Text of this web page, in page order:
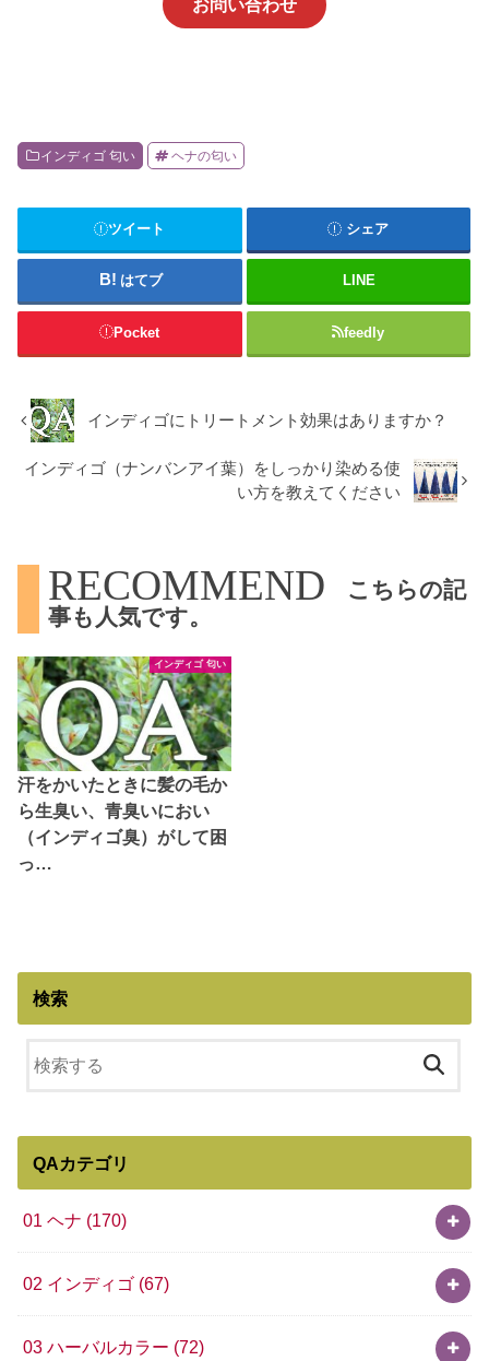
お問い合わせ
インディゴ 匂い ヘナの匂い
ツイート シェア
はてブ LINE
Pocket feedly
インディゴにトリートメント効果はありますか？
インディゴ（ナンバンアイ葉）をしっかり染める使
い方を教えてください
RECOMMEND
こちらの記
事も人気です。
インディゴ 匂い
汗をかいたときに髪の毛か
ら生臭い、青臭いにおい
（インディゴ臭）がして困
っ…
検索
QAカテゴリ
01 ヘナ (170)
02 インディゴ (67)
03 ハーバルカラー (72)